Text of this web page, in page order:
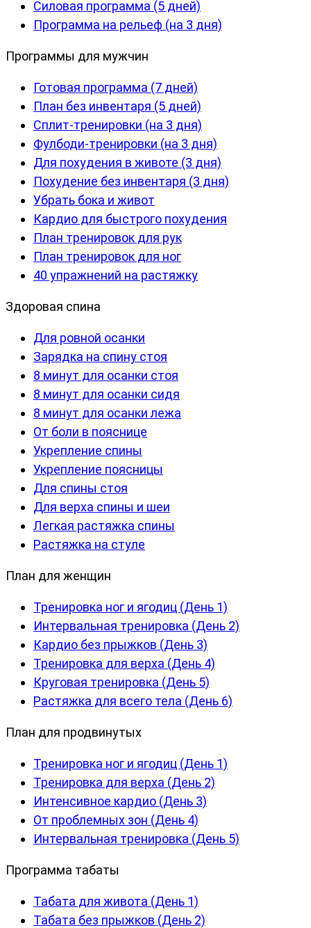
Силовая программа (5 дней)
Программа на рельеф (на 3 дня)
Программы для мужчин
Готовая программа (7 дней)
План без инвентаря (5 дней)
Сплит-тренировки (на 3 дня)
Фулбоди-тренировки (на 3 дня)
Для похудения в животе (3 дня)
Похудение без инвентаря (3 дня)
Убрать бока и живот
Кардио для быстрого похудения
План тренировок для рук
План тренировок для ног
40 упражнений на растяжку
Здоровая спина
Для ровной осанки
Зарядка на спину стоя
8 минут для осанки стоя
8 минут для осанки сидя
8 минут для осанки лежа
От боли в пояснице
Укрепление спины
Укрепление поясницы
Для спины стоя
Для верха спины и шеи
Легкая растяжка спины
Растяжка на стуле
План для женщин
Тренировка ног и ягодиц (День 1)
Интервальная тренировка (День 2)
Кардио без прыжков (День 3)
Тренировка для верха (День 4)
Круговая тренировка (День 5)
Растяжка для всего тела (День 6)
План для продвинутых
Тренировка ног и ягодиц (День 1)
Тренировка для верха (День 2)
Интенсивное кардио (День 3)
От проблемных зон (День 4)
Интервальная тренировка (День 5)
Программа табаты
Табата для живота (День 1)
Табата без прыжков (День 2)